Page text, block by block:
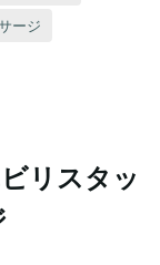
ージ
リスタッ